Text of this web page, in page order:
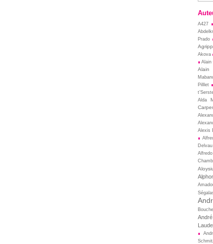
A427
Prado
Akova
Alain
Alain
Pilllet
Alda
Alexis
Delvau
Laude